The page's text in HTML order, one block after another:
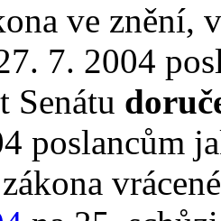
ve znění,
7. 2004
Senátu
poslancům